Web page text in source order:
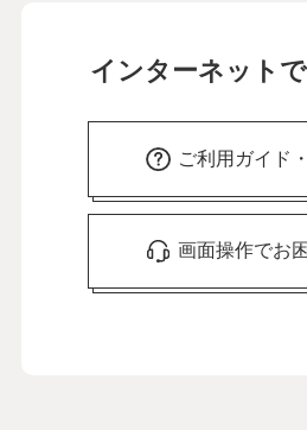
インターネット
ご利用ガイド
画面操作でお